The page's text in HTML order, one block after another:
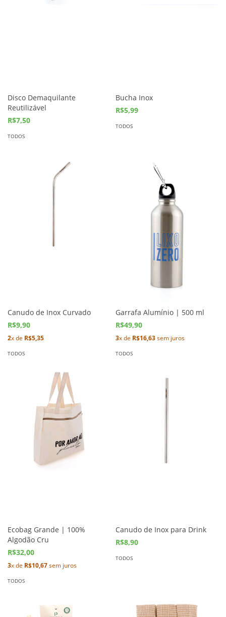
Disco Demaquilante
Reutilizável
R$7,50
TODOS
Bucha Inox
R$5,99
TODOS
Canudo de Inox Curvado
R$9,90
2x de R$5,35
TODOS
Garrafa Alumínio | 500 ml
R$49,90
3x de R$16,63sem juros
TODOS
Ecobag Grande | 100%
Algodão Cru
R$32,00
3x de R$10,67sem juros
TODOS
Canudo de Inox para Drink
R$8,90
TODOS